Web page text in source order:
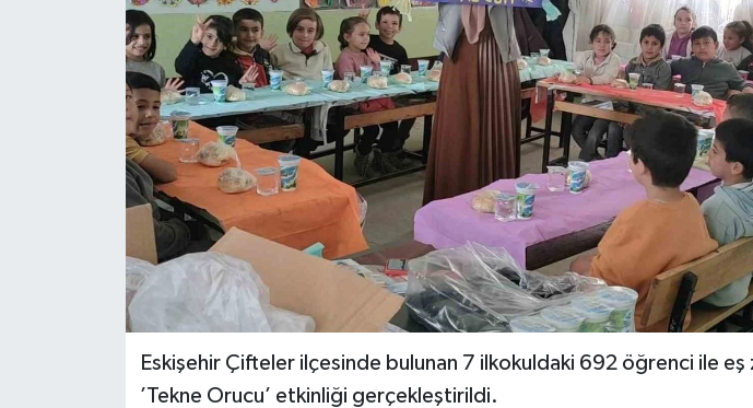
Eskişehir Çifteler ilçesinde bulunan 7 ilkokuldaki 692 öğrenci ile eş
’Tekne Orucu’ etkinliği gerçekleştirildi.